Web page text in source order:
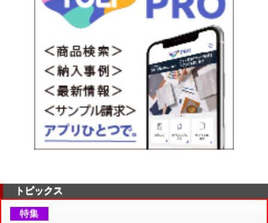
トピックス
特集